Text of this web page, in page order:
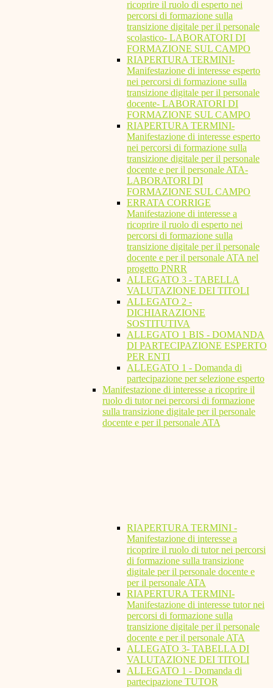
ricoprire il ruolo di esperto nei
percorsi di formazione sulla
transizione digitale per il personale
scolastico- LABORATORI DI
FORMAZIONE SUL CAMPO
RIAPERTURA TERMINI-
Manifestazione di interesse esperto
nei percorsi di formazione sulla
transizione digitale per il personale
docente- LABORATORI DI
FORMAZIONE SUL CAMPO
RIAPERTURA TERMINI-
Manifestazione di interesse esperto
nei percorsi di formazione sulla
transizione digitale per il personale
docente e per il personale ATA-
LABORATORI DI
FORMAZIONE SUL CAMPO
ERRATA CORRIGE
Manifestazione di interesse a
ricoprire il ruolo di esperto nei
percorsi di formazione sulla
transizione digitale per il personale
docente e per il personale ATA nel
progetto PNRR
ALLEGATO 3 - TABELLA
VALUTAZIONE DEI TITOLI
ALLEGATO 2 -
DICHIARAZIONE
SOSTITUTIVA
ALLEGATO 1 BIS - DOMANDA
DI PARTECIPAZIONE ESPERTO
PER ENTI
ALLEGATO 1 - Domanda di
partecipazione per selezione esperto
Manifestazione di interesse a ricoprire il
ruolo di tutor nei percorsi di formazione
sulla transizione digitale per il personale
docente e per il personale ATA
RIAPERTURA TERMINI -
Manifestazione di interesse a
ricoprire il ruolo di tutor nei percorsi
di formazione sulla transizione
digitale per il personale docente e
per il personale ATA
RIAPERTURA TERMINI-
Manifestazione di interesse tutor nei
percorsi di formazione sulla
transizione digitale per il personale
docente e per il personale ATA
ALLEGATO 3- TABELLA DI
VALUTAZIONE DEI TITOLI
ALLEGATO 1 - Domanda di
partecipazione TUTOR